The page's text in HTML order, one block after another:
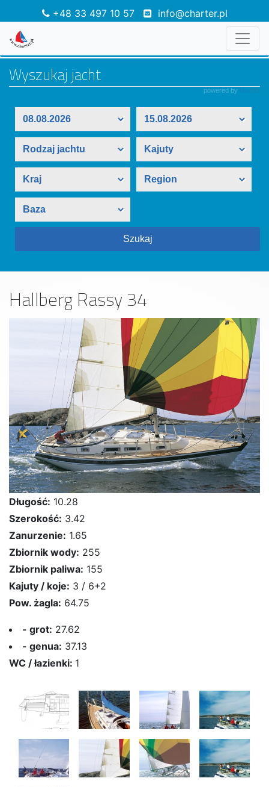
+48 33 497 10 57 info@charter.pl
Hallberg Rassy 34
Długość: 10.28
Szerokość: 3.42
Zanurzenie: 1.65
Zbiornik wody: 255
Zbiornik paliwa: 155
Kajuty / koje: 3 / 6+2
Pow. żagla: 64.75
- grot: 27.62
- genua: 37.13
WC / łazienki: 1